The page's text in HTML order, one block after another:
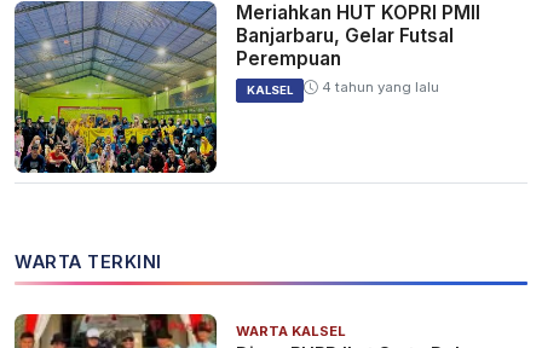
Meriahkan HUT KOPRI PMII
Banjarbaru, Gelar Futsal
Perempuan
KALSEL 4 tahun yang lalu
WARTA TERKINI
WARTA KALSEL